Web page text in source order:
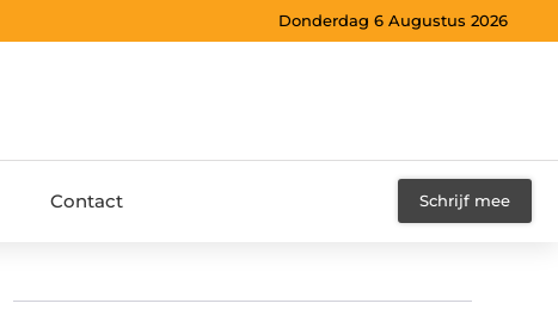
Donderdag 6 Augustus 2026
Contact Schrijf mee